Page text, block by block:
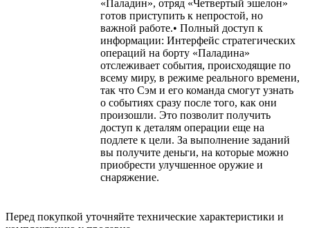
«Паладин», отряд «Четвертый эшелон»
готов приступить к непростой, но
важной работе.• Полный доступ к
информации: Интерфейс стратегических
операций на борту «Паладина»
отслеживает события, происходящие по
всему миру, в режиме реального времени,
так что Сэм и его команда смогут узнать
о событиях сразу после того, как они
произошли. Это позволит получить
доступ к деталям операции еще на
подлете к цели. За выполнение заданий
вы получите деньги, на которые можно
приобрести улучшенное оружие и
снаряжение.
Перед покупкой уточняйте технические характеристики и